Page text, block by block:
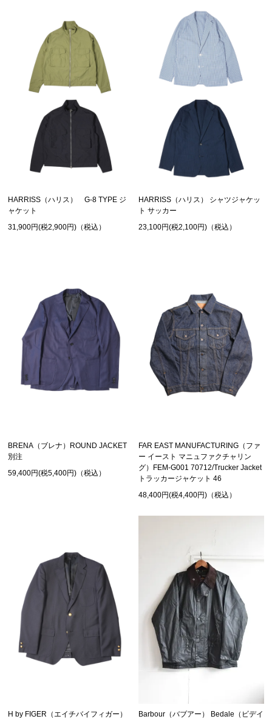
HARRISS（ハリス） G-8 TYPE ジ
ャケット
31,900円(税2,900円)（税込）
HARRISS（ハリス） シャツジャケッ
ト サッカー
23,100円(税2,100円)（税込）
BRENA（ブレナ）ROUND JACKET
別注
59,400円(税5,400円)（税込）
FAR EAST MANUFACTURING（ファ
ー イースト マニュファクチャリン
グ）FEM-G001 70712/Trucker Jacket
トラッカージャケット 46
48,400円(税4,400円)（税込）
H by FIGER（エイチバイフィガー）
Barbour（バブアー） Bedale（ビデイ